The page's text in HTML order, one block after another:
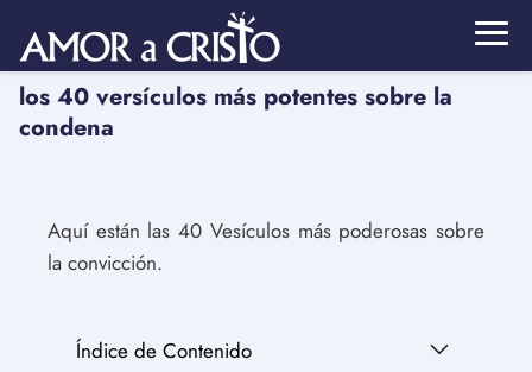
los 40 versículos más potentes sobre la
condena
Aquí están las 40 Vesículos más poderosas sobre
la convicción.
Índice de Contenido